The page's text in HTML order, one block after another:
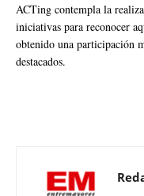
ACTing contempla la
iniciativas para reconocer
obtenido una participación
destacados.